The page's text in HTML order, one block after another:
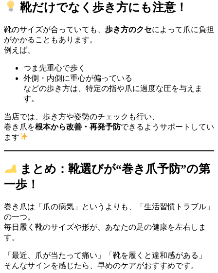
靴だけでなく歩き方にも注意！
靴のサイズが合っていても、 歩き方のクセによって爪に負担
がかかることもあります。
例えば、
つま先重心で歩く
外側・内側に重心が偏っている
などの歩き方は、特定の指や爪に過度な圧を与えま
す。
当店では、歩き方や姿勢のチェックも行い、
巻き爪を根本から改善・再発予防できるようサポートしてい
ます
まとめ：靴選びが“巻き爪予防”の第
一歩！
巻き爪は「爪の病気」というよりも、「生活習慣トラブル」
の一つ。
毎日履く靴のサイズや形が、あなたの足の健康を左右しま
す。
「最近、爪が当たって痛い」「靴を履くと違和感がある」
そんなサインを感じたら、早めのケアがおすすめです。